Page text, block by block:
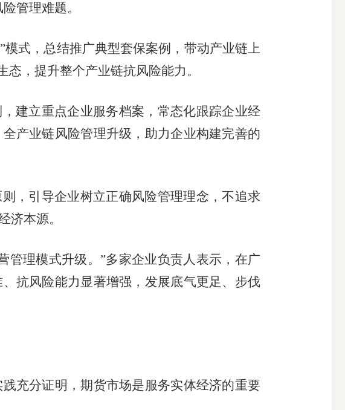
管理难题。
式，总结推广典型套保案例，带动产业链上
，提升整个产业链抗风险能力。
立重点企业服务档案，常态化跟踪企业经
产业链风险管理升级，助力企业构建完善的
，引导企业树立正确风险管理理念，不追求
济本源。
理模式升级。”多家企业负责人表示，在广
抗风险能力显著增强，发展底气更足、步伐
充分证明，期货市场是服务实体经济的重要